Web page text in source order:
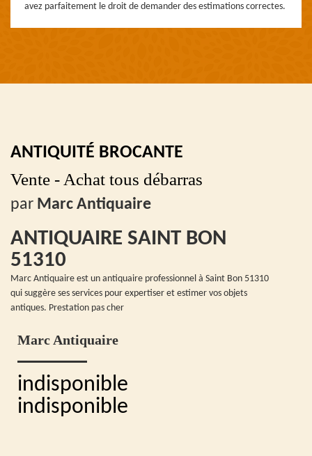
avez parfaitement le droit de demander des estimations correctes.
ANTIQUITÉ BROCANTE
Vente - Achat tous débarras
par Marc Antiquaire
ANTIQUAIRE SAINT BON
51310
Marc Antiquaire est un antiquaire professionnel à Saint Bon 51310
qui suggère ses services pour expertiser et estimer vos objets
antiques. Prestation pas cher
Marc Antiquaire
indisponible
indisponible